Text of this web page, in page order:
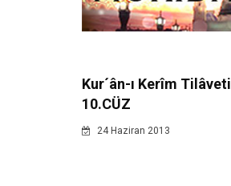
Kur´ân-ı Kerîm Tilâveti
10.CÜZ
24 Haziran 2013